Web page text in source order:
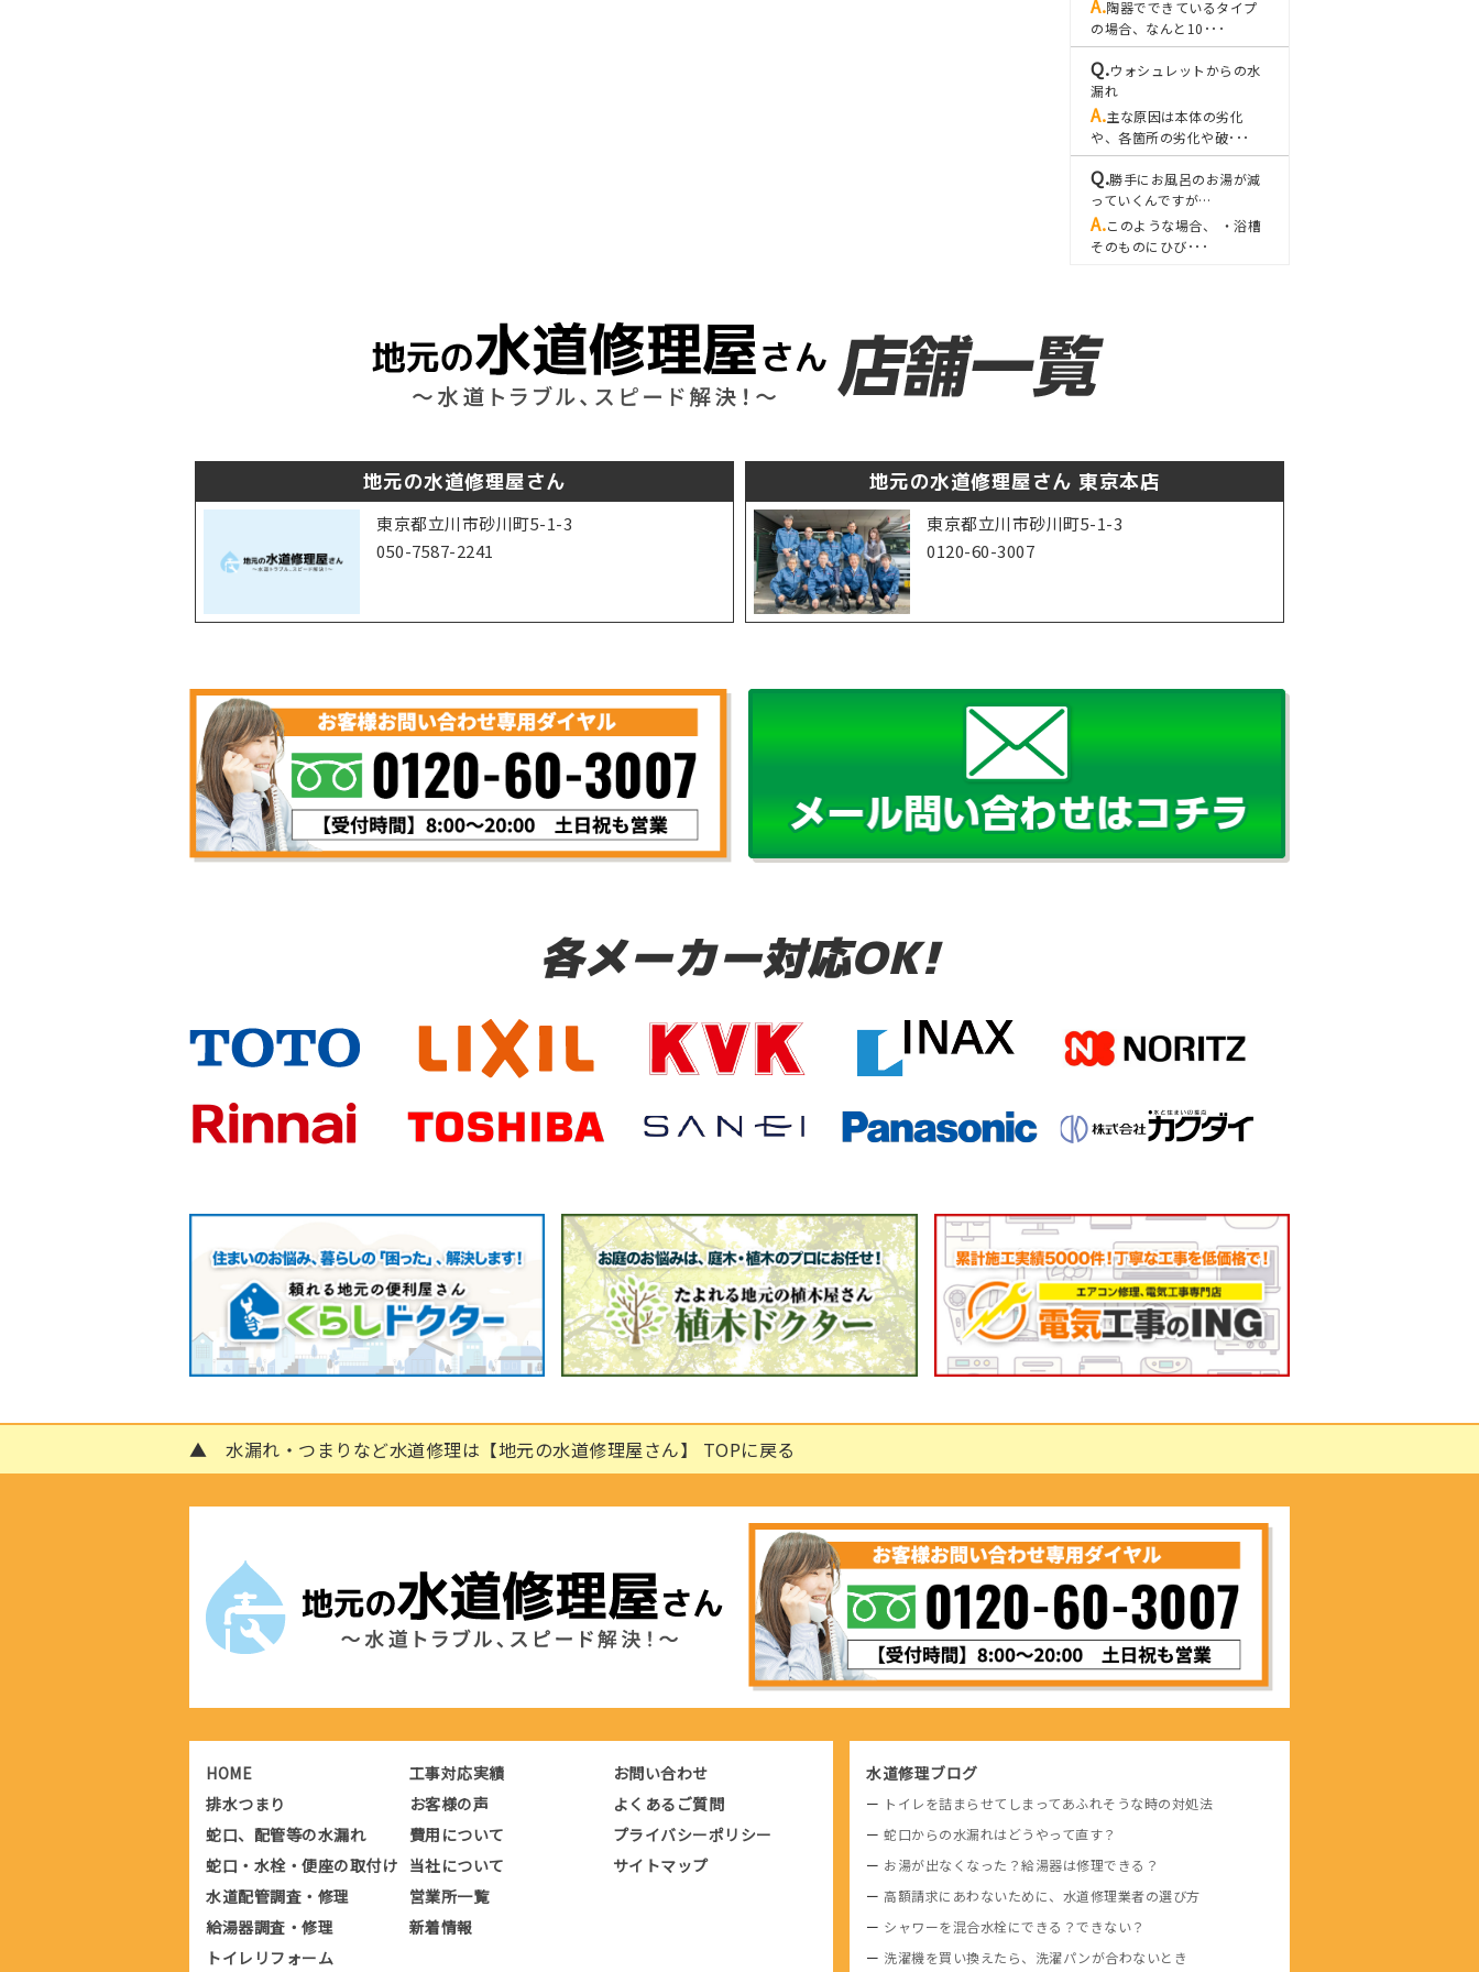
陶器でできているタイプ
の場合、なんと10･･･
ウォシュレットからの水
漏れ
主な原因は本体の劣化
や、各箇所の劣化や破･･･
勝手にお風呂のお湯が減
っていくんですが…
このような場合、 ・浴槽
そのものにひび･･･
地元の水道修理屋さん
東京都立川市砂川町5-1-3
050-7587-2241
地元の水道修理屋さん 東京本店
東京都立川市砂川町5-1-3
0120-60-3007
各メーカー対応OK!
▲ 水漏れ・つまりなど水道修理は【地元の水道修理屋さん】 TOPに戻る
HOME
排水つまり
蛇口、配管等の水漏れ
蛇口・水栓・便座の取付け
水道配管調査・修理
給湯器調査・修理
トイレリフォーム
工事対応実績
お客様の声
費用について
当社について
営業所一覧
新着情報
お問い合わせ
よくあるご質問
プライバシーポリシー
サイトマップ
水道修理ブログ
トイレを詰まらせてしまってあふれそうな時の対処法
蛇口からの水漏れはどうやって直す？
お湯が出なくなった？給湯器は修理できる？
高額請求にあわないために、水道修理業者の選び方
シャワーを混合水栓にできる？できない？
洗濯機を買い換えたら、洗濯パンが合わないとき